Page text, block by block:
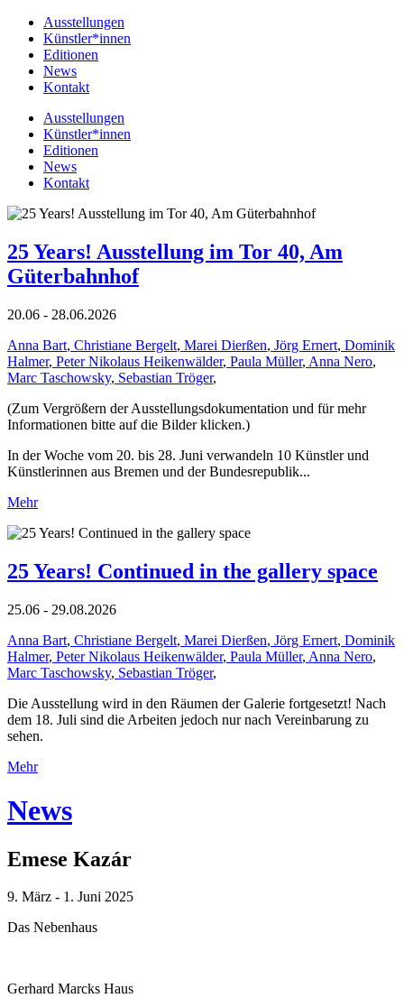
Ausstellungen
Künstler*innen
Editionen
News
Kontakt
Ausstellungen
Künstler*innen
Editionen
News
Kontakt
25 Years! Ausstellung im Tor 40, Am
Güterbahnhof
20.06 - 28.06.2026
Anna Bart, Christiane Bergelt, Marei Dierßen, Jörg Ernert, Dominik
Halmer, Peter Nikolaus Heikenwälder, Paula Müller, Anna Nero,
Marc Taschowsky, Sebastian Tröger,
(Zum Vergrößern der Ausstellungsdokumentation und für mehr
Informationen bitte auf die Bilder klicken.)
In der Woche vom 20. bis 28. Juni verwandeln 10 Künstler und
Künstlerinnen aus Bremen und der Bundesrepublik...
Mehr
25 Years! Continued in the gallery space
25.06 - 29.08.2026
Anna Bart, Christiane Bergelt, Marei Dierßen, Jörg Ernert, Dominik
Halmer, Peter Nikolaus Heikenwälder, Paula Müller, Anna Nero,
Marc Taschowsky, Sebastian Tröger,
Die Ausstellung wird in den Räumen der Galerie fortgesetzt! Nach
dem 18. Juli sind die Arbeiten jedoch nur nach Vereinbarung zu
sehen.
Mehr
News
Emese Kazár
9. März - 1. Juni 2025
Das Nebenhaus
Gerhard Marcks Haus